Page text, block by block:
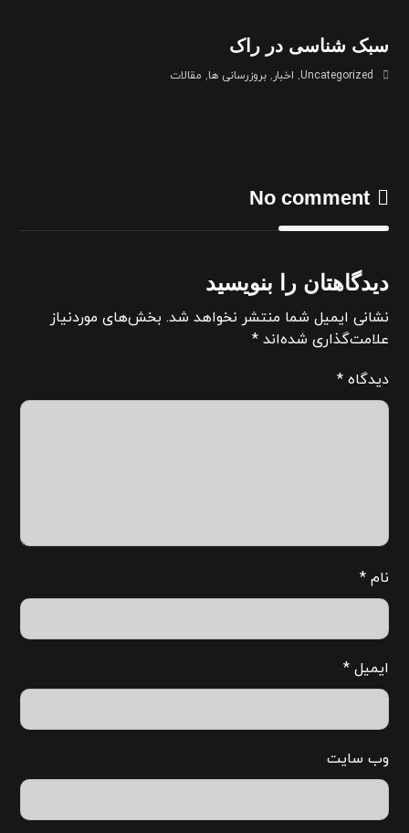
سبک شناسی در راک
Uncategorized
, اخبار,بروزرسانی ها, مقالات
No comment
دیدگاهتان را بنویسید
نشانی ایمیل شما منتشر نخواهد شد. بخش‌های موردنیاز
علامت‌گذاری شده‌اند*
دیدگاه*
نام*
ایمیل*
وب‌ سایت